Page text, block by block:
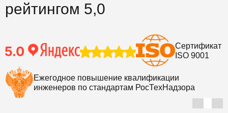
рейтингом 5,0
Сертификат
ISO 9001
Ежегодное повышение квалификации
инженеров по стандартам РосТехНадзора